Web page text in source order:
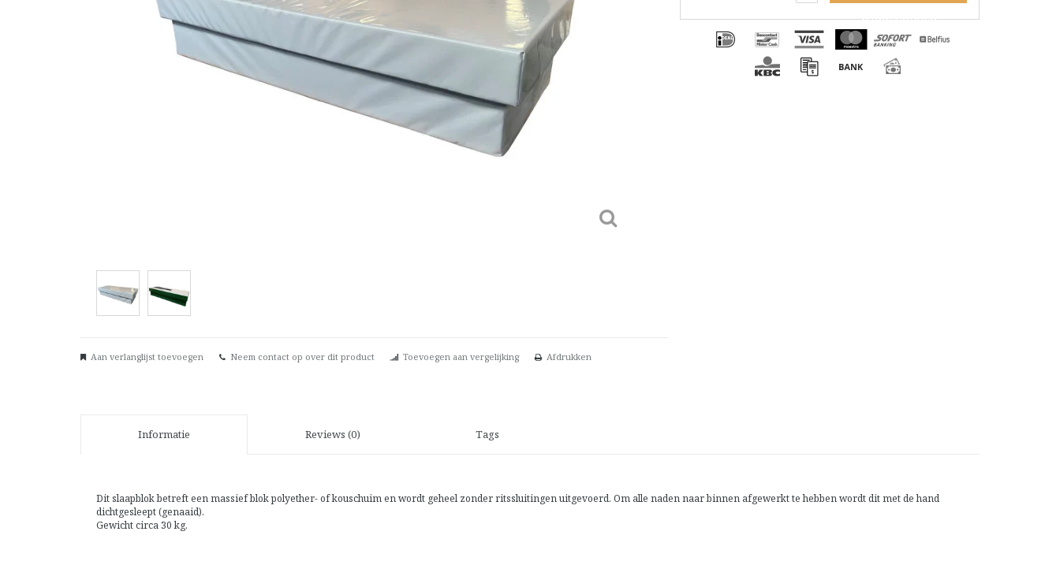
Aan verlanglijst toevoegen Neem contact op over dit product Toevoegen aan vergelijking Afdrukken
WINKELWAGEN
Informatie Reviews (0) Tags
Dit slaapblok betreft een massief blok polyether- of kouschuim en wordt geheel zonder ritssluitingen uitgevoerd. Om alle naden naar binnen afgewerkt te hebben wordt dit met de hand
dichtgesleept (genaaid).
Gewicht circa 30 kg.